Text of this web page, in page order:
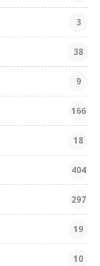
3
38
9
166
18
404
297
19
10